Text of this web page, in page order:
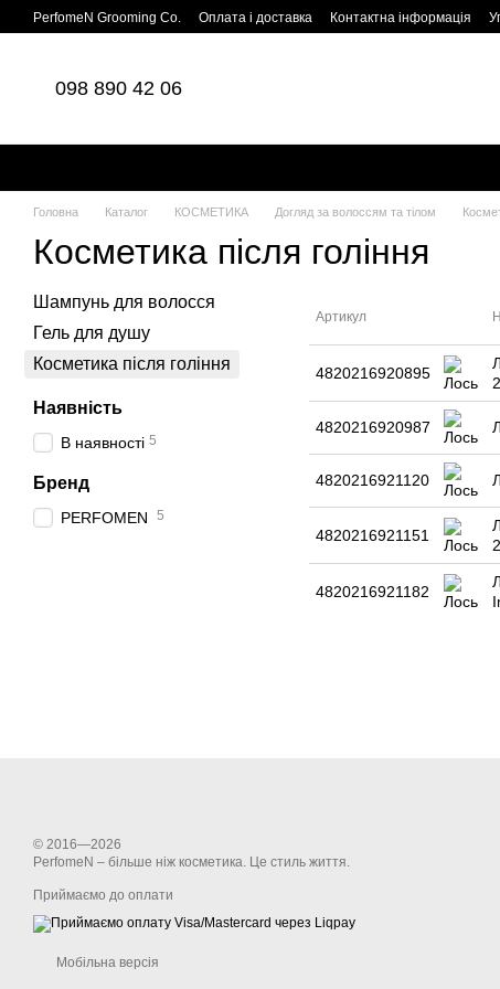
Перейти до основного контенту
PerfomeN Grooming Co. Оплата і доставка Контактна інформація
098 890 42 06
Головна Каталог КОСМЕТИКА Догляд за волоссям та тілом
Косметика після гоління
Артикул
4820216920895
4820216920987
4820216921120
4820216921151
4820216921182
Шампунь для волосся
Гель для душу
Косметика після гоління
Наявність
В наявності 5
Бренд
PERFOMEN 5
© 2016—2026
PerfomeN – більше ніж косметика. Це стиль життя.
Приймаємо до оплати
Мобільна версія